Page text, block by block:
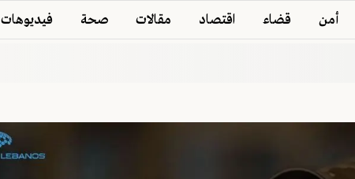
أمن قضاء اقتصاد مقالات صحة فيديوهات